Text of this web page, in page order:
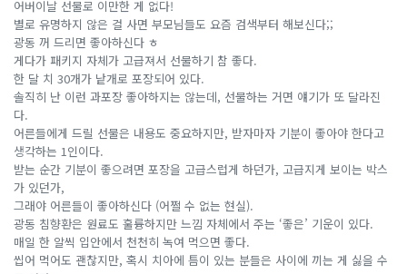
어버이날 선물로 이만한 게 없다!
별로 유명하지 않은 걸 사면 부모님들도 요즘 검색부터 해보신다;;
광동 꺼 드리면 좋아하신다 ㅎ
게다가 패키지 자체가 고급져서 선물하기 참 좋다.
한 달 치 30개가 낱개로 포장되어 있다.
솔직히 난 이런 과포장 좋아하지는 않는데, 선물하는 거면 얘기가 또 달라진
다.
어른들에게 드릴 선물은 내용도 중요하지만, 받자마자 기분이 좋아야 한다고
생각하는 1인이다.
받는 순간 기분이 좋으려면 포장을 고급스럽게 하던가, 고급지게 보이는 박스
가 있던가,
그래야 어른들이 좋아하신다 (어쩔 수 없는 현실).
광동 침향환은 원료도 훌륭하지만 느낌 자체에서 주는 ‘좋은’ 기운이 있다.
매일 한 알씩 입안에서 천천히 녹여 먹으면 좋다.
씹어 먹어도 괜찮지만, 혹시 치아에 틈이 있는 분들은 사이에 끼는 게 싫을 수